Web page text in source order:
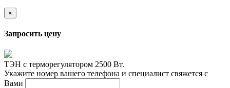
×
Запросить цену
ТЭН c терморегулятором 2500 Вт.
Укажите номер вашего телефона и специалист свяжется с
Вами